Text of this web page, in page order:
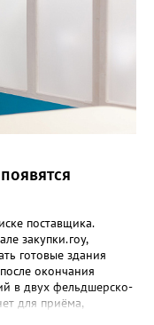
поставщика.
закупки.гоу,
готовые здания
окончания
в двух фельдшерско-
для приёма,